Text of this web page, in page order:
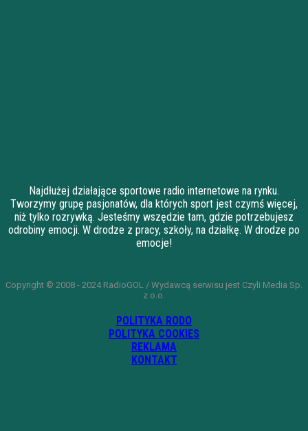
Najdłużej działające sportowe radio internetowe na rynku.
Tworzymy grupę pasjonatów, dla których sport jest czymś więcej,
niż tylko rozrywką. Jesteśmy wszędzie tam, gdzie potrzebujesz
odrobiny emocji. W drodze z pracy, szkoły, na działkę. W drodze po
emocje!
Copyright © 2008 - 2024 RadioGOL / Wydawcą serwisu jest Czyli Media Sp.
z o.o.
POLITYKA RODO
POLITYKA COOKIES
REKLAMA
KONTAKT